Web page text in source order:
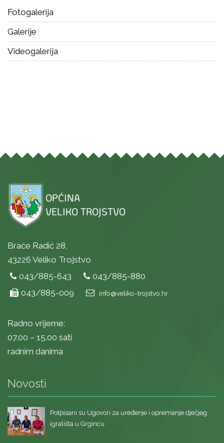
Fotogalerija
Galerije
Videogalerija
Braće Radić 28,
43226 Veliko Trojstvo
043/885-643
043/885-880
043/885-009
info@veliko-trojstvo.hr
Radno vrijeme:
07.00 – 15.00 sati
radnim danima
Novosti
Potpisani su Ugovori za uređenje i opremanje dječjeg
igrališta u Grgincu